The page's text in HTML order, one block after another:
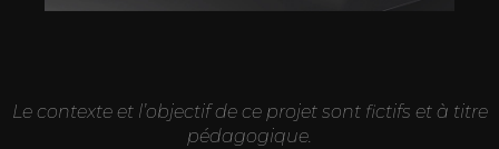
Le contexte et l’objectif de ce projet sont fictifs et à titre
pédagogique.